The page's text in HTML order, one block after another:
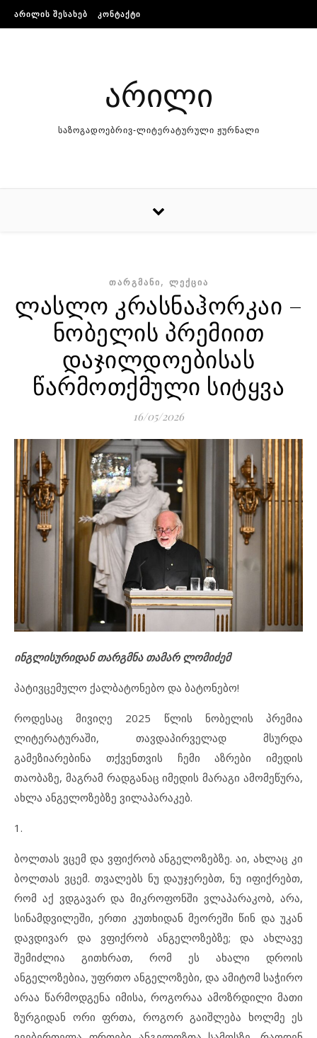
Skip to content
ᲐᲠᲘᲚᲘᲡ ᲨᲔᲡᲐᲮᲔᲑ ᲙᲝᲜᲢᲐᲥᲢᲘ
არილი
საზოგადოებრივ-ლიტერატურული ჟურნალი
ᲗᲐᲠᲒᲛᲐᲜᲘ, ᲚᲔᲥᲪᲘᲐ
ლასლო კრასნაჰორკაი –
ნობელის პრემიით
დაჯილდოებისას
წარმოთქმული სიტყვა
16/05/2026
ინგლისურიდან თარგმნა თამარ ლომიძემ
პატივცემულო ქალბატონებო და ბატონებო!
როდესაც მივიღე 2025 წლის ნობელის პრემია
ლიტერატურაში, თავდაპირველად მსურდა
გამეზიარებინა თქვენთვის ჩემი აზრები იმედის
თაობაზე, მაგრამ რადგანაც იმედის მარაგი ამომეწურა,
ახლა ანგელოზებზე ვილაპარაკებ.
1.
ბოლთას ვცემ და ვფიქრობ ანგელოზებზე. აი, ახლაც კი
ბოლთას ვცემ. თვალებს ნუ დაუჯერებთ, ნუ იფიქრებთ,
რომ აქ ვდგავარ და მიკროფონში ვლაპარაკობ, არა,
სინამდვილეში, ერთი კუთხიდან მეორეში წინ და უკან
დავდივარ და ვფიქრობ ანგელოზებზე; და ახლავე
შემიძლია გითხრათ, რომ ეს ახალი დროის
ანგელოზებია, უფრთო ანგელოზები, და ამიტომ საჭირო
არაა წარმოდგენა იმისა, როგორაა ამოზრდილი მათი
ზურგიდან ორი ფრთა, როგორ გაიშლება ხოლმე ეს